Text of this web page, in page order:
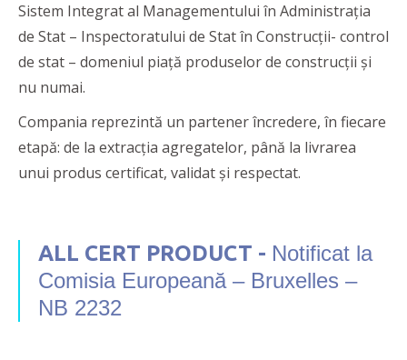
Sistem Integrat al Managementului în Administrația
de Stat – Inspectoratului de Stat în Construcții- control
de stat – domeniul piață produselor de construcții şi
nu numai.
Compania reprezintă un partener încredere, în fiecare
etapă: de la extracția agregatelor, până la livrarea
unui produs certificat, validat și respectat.
ALL CERT PRODUCT - Notificat la
Comisia Europeană – Bruxelles –
NB 2232